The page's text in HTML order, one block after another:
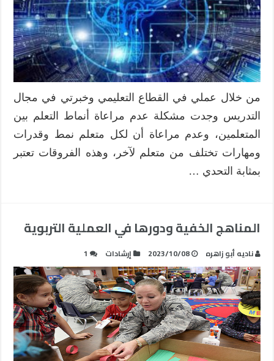
من خلال عملي في القطاع التعليمي وخبرتي في مجال
التدريس وجدت مشكلة عدم مراعاة أنماط التعلم بين
المتعلمين، وعدم مراعاة أن لكل متعلم نمط وقدرات
ومهارات تختلف من متعلم لآخر، وهذه الفروقات تعتبر
بمثابة التحدي …
المناهج الخفية ودورها في العملية التربوية
ناديه أبو زاهره 2023/10/08 إرشادات 1